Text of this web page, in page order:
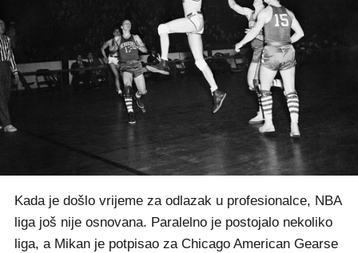
Kada je došlo vrijeme za odlazak u profesionalce, NBA
liga još nije osnovana. Paralelno je postojalo nekoliko
liga, a Mikan je potpisao za Chicago American Gearse